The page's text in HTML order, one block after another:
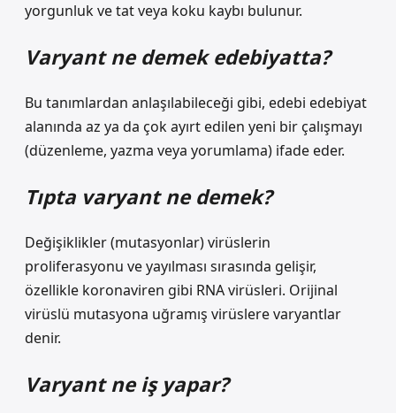
yorgunluk ve tat veya koku kaybı bulunur.
Varyant ne demek edebiyatta?
Bu tanımlardan anlaşılabileceği gibi, edebi edebiyat
alanında az ya da çok ayırt edilen yeni bir çalışmayı
(düzenleme, yazma veya yorumlama) ifade eder.
Tıpta varyant ne demek?
Değişiklikler (mutasyonlar) virüslerin
proliferasyonu ve yayılması sırasında gelişir,
özellikle koronaviren gibi RNA virüsleri. Orijinal
virüslü mutasyona uğramış virüslere varyantlar
denir.
Varyant ne iş yapar?